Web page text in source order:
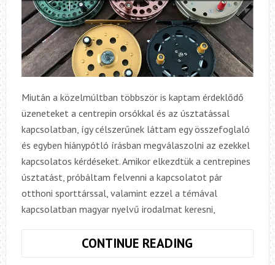
Miután a közelmúltban többször is kaptam érdeklődő
üzeneteket a centrepin orsókkal és az úsztatással
kapcsolatban, így célszerűnek láttam egy összefoglaló
és egyben hiánypótló írásban megválaszolni az ezekkel
kapcsolatos kérdéseket. Amikor elkezdtük a centrepines
úsztatást, próbáltam felvenni a kapcsolatot pár
otthoni sporttárssal, valamint ezzel a témával
kapcsolatban magyar nyelvű irodalmat keresni,
CONTINUE READING